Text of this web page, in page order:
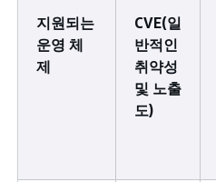
지원되는
운영 체
제
CVE(일
반적인
취약성
및 노출
도)